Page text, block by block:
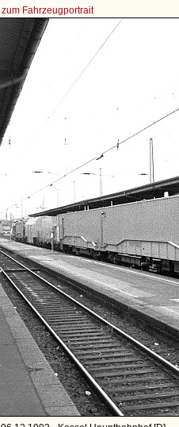
zum Fahrzeugportrait